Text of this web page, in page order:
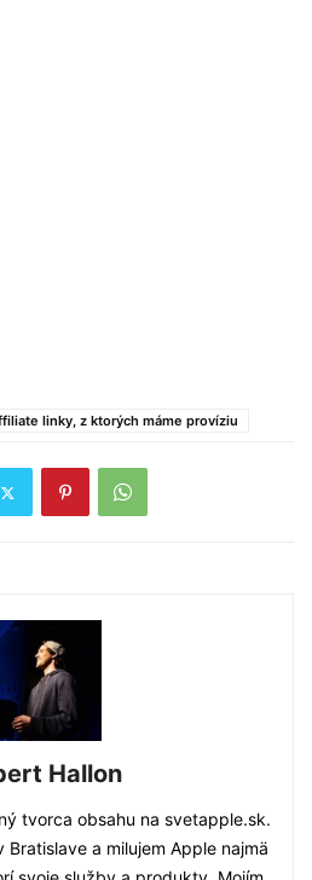
linky, z ktorých máme províziu
Hallon
tvorca obsahu na svetapple.sk.
Bratislave a milujem Apple najmä